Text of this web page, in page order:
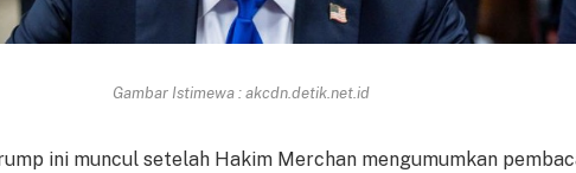
Gambar Istimewa : akcdn.detik.net.id
ini muncul setelah Hakim Merchan mengumumkan